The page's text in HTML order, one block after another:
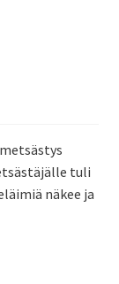
tuli
näkee ja